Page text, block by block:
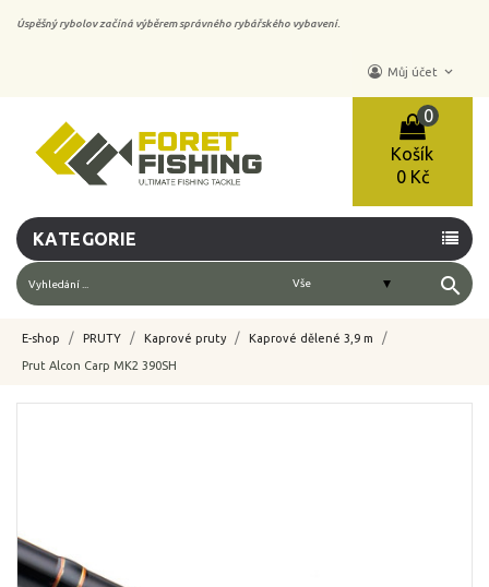
Úspěšný rybolov začíná výběrem správného rybářského vybavení.
Můj účet keyboard_arrow_down
Košík
0
0 Kč
KATEGORIE
search
E-shop PRUTY Kaprové pruty Kaprové dělené 3,9 m
Prut Alcon Carp MK2 390SH